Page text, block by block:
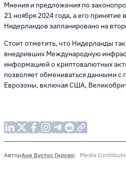
Мнения и предложения по
21 ноября 2024 года, а его
Нидерландов запланировано на
Стоит отметить, что Нидерланды
внедривших Международную
информацией о криптовалютных
позволяет обмениваться данными с
Еврозоны, включая США,
АвторАна Бустос Гарсия Media